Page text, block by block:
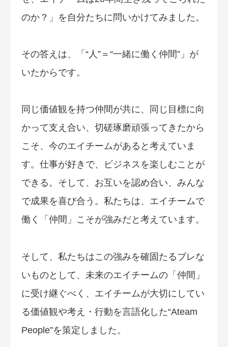
のか？」を自分たちに問いかけてみました。
その答えは、「“人”＝“一緒に働く仲間”」が
いたからです。
同じ価値観を持つ仲間が共に、同じ目標に向
かって支え合い、切磋琢磨頑張ってきたから
こそ、今のエイチームがあると考えていま
す。仕事が好きで、ビジネスを楽しむことが
できる。そして、お互いを認め合い、みんな
で成果を喜び合う。私たちは、エイチームで
働く「仲間」こそが強みだと考えています。
そして、私たちはこの強みを確固たるブレな
いものとして、未来のエイチームの「仲間」
に受け継ぐべく、エイチームが大切にしてい
る価値観や考え・行動を言語化した“Ateam
People”を策定しました。